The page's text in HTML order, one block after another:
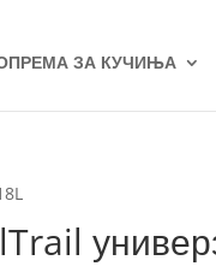
ЗА КУЧИЊА